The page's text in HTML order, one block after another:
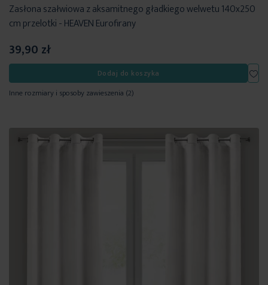
Zasłona szałwiowa z aksamitnego gładkiego welwetu 140x250
cm przelotki - HEAVEN Eurofirany
39,90 zł
Dodaj do koszyka
Inne rozmiary i sposoby zawieszenia (2)